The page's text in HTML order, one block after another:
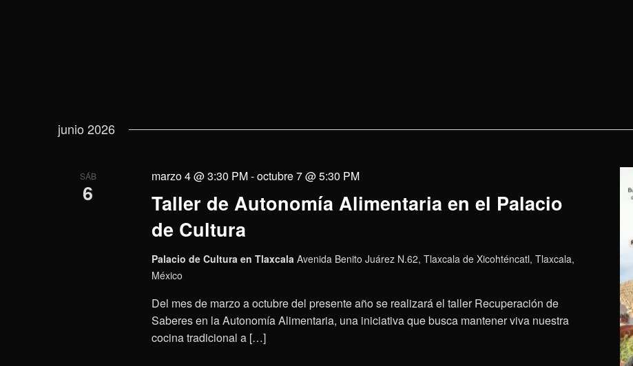
junio 2026
SÁB
6
Taller de Autonomía Alimentaria en el Palacio
de Cultura
marzo 4 @ 3:30 PM-octubre 7 @ 5:30 PM
Palacio de Cultura en Tlaxcala Avenida Benito Juárez N.62, Tlaxcala de Xicohténcatl, Tlaxcala,
México
Del mes de marzo a octubre del presente año se realizará el taller Recuperación de
Saberes en la Autonomía Alimentaria, una iniciativa que busca mantener viva nuestra
cocina tradicional a […]